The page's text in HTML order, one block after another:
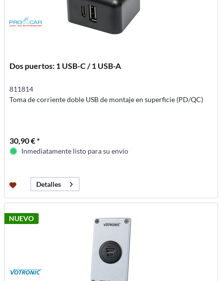
Dos puertos: 1 USB-C / 1 USB-A
811814
Toma de corriente doble USB de montaje en superficie (PD/QC)
30,90 € *
Inmediatamente listo para su envío
Detalles
NUEVO